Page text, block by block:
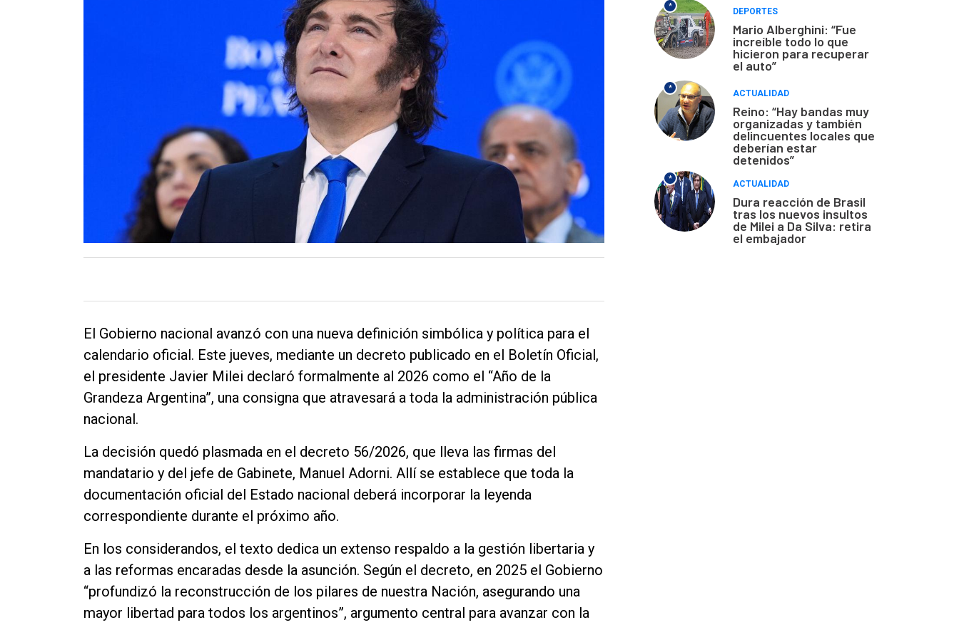
El Gobierno nacional avanzó con una nueva definición simbólica y política para el
calendario oficial. Este jueves, mediante un decreto publicado en el Boletín Oficial,
el presidente Javier Milei declaró formalmente al 2026 como el “Año de la
Grandeza Argentina”, una consigna que atravesará a toda la administración pública
nacional.
La decisión quedó plasmada en el decreto 56/2026, que lleva las firmas del
mandatario y del jefe de Gabinete, Manuel Adorni. Allí se establece que toda la
documentación oficial del Estado nacional deberá incorporar la leyenda
correspondiente durante el próximo año.
En los considerandos, el texto dedica un extenso respaldo a la gestión libertaria y
a las reformas encaradas desde la asunción. Según el decreto, en 2025 el Gobierno
“profundizó la reconstrucción de los pilares de nuestra Nación, asegurando una
mayor libertad para todos los argentinos”, argumento central para avanzar con la
*
DEPORTES
Mario Alberghini: “Fue
increíble todo lo que
hicieron para recuperar
el auto”
*
ACTUALIDAD
Reino: “Hay bandas muy
organizadas y también
delincuentes locales que
deberían estar
detenidos”
*
ACTUALIDAD
Dura reacción de Brasil
tras los nuevos insultos
de Milei a Da Silva: retira
el embajador